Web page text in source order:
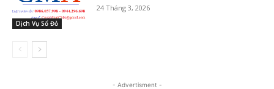
Dịch Vụ Sổ Đỏ
24 Tháng 3, 2026
- Advertisment -